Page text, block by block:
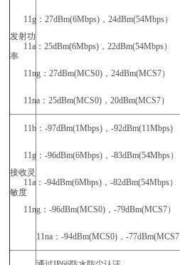
发射功
率
11g ： 27dBm(6Mbps)， 24dBm(54Mbps）
11a： 25dBm(6Mbps)， 22dBm(54Mbps）
11ng： 27dBm(MCS0)， 24dBm(MCS7）
11na： 25dBm(MCS0)， 20dBm(MCS7）
接收灵
敏度
11b： -97dBm(1Mbps)， -92dBm(11Mbps)
11g ： -96dBm(6Mbps)， -83dBm(54Mbps）
11a： -94dBm(6Mbps)， -82dBm(54Mbps）
11ng： -96dBm(MCS0)， -79dBm(MCS7）
11na ：-94dBm(MCS0) ，-77dBm(MCS7